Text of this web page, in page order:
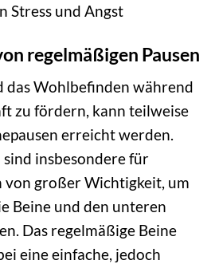
Stress und Angst
regelmäßigen Pausen
das Wohlbefinden während
zu fördern, kann teilweise
erreicht werden.
sind insbesondere für
von großer Wichtigkeit, um
Beine und den unteren
Das regelmäßige Beine
eine einfache, jedoch